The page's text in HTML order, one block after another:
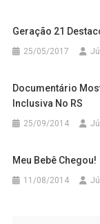
Geração 21
25/05/2017
Documentário
Inclusiva No RS
25/09/2014
Meu Bebê Chegou!
11/08/2014